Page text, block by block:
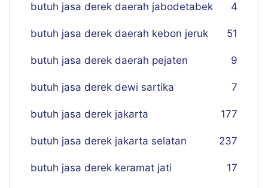
butuh jasa derek daerah jabodetabek 4
butuh jasa derek daerah kebon jeruk 51
butuh jasa derek daerah pejaten 9
butuh jasa derek dewi sartika 7
butuh jasa derek jakarta 177
butuh jasa derek jakarta selatan 237
butuh jasa derek keramat jati 17